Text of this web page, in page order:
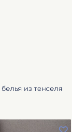
из тенселя